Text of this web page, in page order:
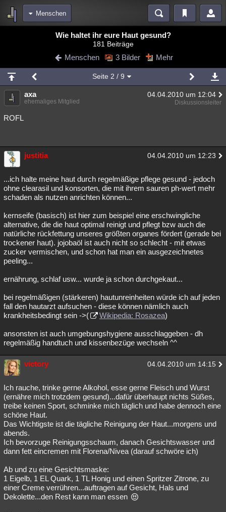
Menschen
Blogs Videos
Chat Wiki Neuigkeiten
meine Rubriken
Menschen Mystery Kriminalfälle
Spiritualität
weitere Rubriken
Philosophie
Astronomie Helpdesk Gruppen Gaming Filme
Übersichten
Besucht Teilgenommen Alle Neue Geschlossen
Lesenswert Schlüsselwörter
Wie haltet ihr eure Haut gesund?
181 Beiträge
Menschen 3 Bilder Mehr
Seite 2 / 9
axa 04.04.2010 um 12:04
ehemaliges Mitglied Diskussionsleiter
ROFL
justitia 04.04.2010 um 12:23
...ich halte meine haut durch regelmäßige pflege gesund - jedoch
ohne clearasil und konsorten, die mit ihrem sauren ph-wert mehr
schaden als nutzen anrichten können...
kernseife (basisch) ist hier zum beispiel eine erschwingliche
alternative, die die haut optimal reinigt und pflegt bzw auch die
natürliche rückfettung unseres größten organes fördert (gerade bei
trockener haut). jojobaöl ist auch nicht so schlecht - mit etwas
zucker vermischen, und schon hat man ein ausgezeichnetes
peeling...
ernährung, schlaf usw... wurde ja schon durchgekaut...
bei regelmäßigen (stärkeren) hautunreinheiten würde ich auf jeden
fall den hautarzt aufsuchen - diese können nämlich auch
krankheitsbedingt sein ->(
Wikipedia: Rosazea)
ansonsten ist auch umgebungshygiene ausschlaggeben - dh
regelmäßig handtuch und kissenbezüge wechseln ^^
victory 04.04.2010 um 14:15
Ich rauche, trinke gerne Alkohol, esse gerne Fleisch und Wurst
(ernähre mich trotzdem gesund)...dafür überhaupt nichts Süßes,
treibe keinen Sport, schminke mich täglich und habe dennoch eine
schöne Haut.
Das Wichtigste ist die tägliche Reinigung der Haut...morgens und
abends.
Ich bevorzuge Reinigungsschaum, danach Gesichtswasser und
dann fett eincremen mit Florena/Nivea (darauf schwöre ich)
Ab und zu eine Gesichtsmaske:
1 Eigelb, 1 EL Quark, 1 TL Honig und einen Spritzer Zitrone, zu
einer Creme verrühren...auftragen auf Gesicht, Hals und
Dekolette...den Rest kann man essen